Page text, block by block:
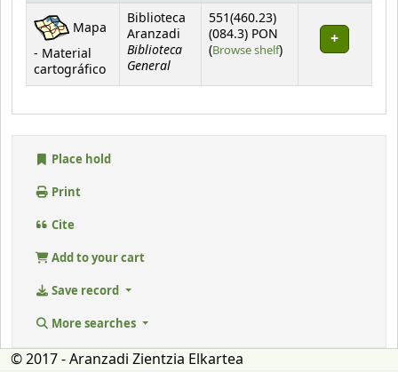
Holdings
Mapa
- Material
cartográfico
Biblioteca
Aranzadi
Biblioteca
General
551(460.23)
(084.3) PON
(Browse shelf(Opens below)
)
Place hold
Print
Cite
Add to your cart
Save record
More searches
© 2017 - Aranzadi Zientzia Elkartea